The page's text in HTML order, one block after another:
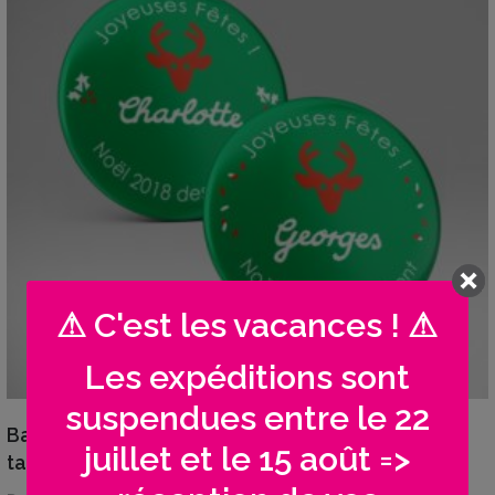
VIEW DETAILS
Badge magnet prénom personnalisé | Plan de
table Cerf
⚠ C'est les vacances ! ⚠
Les expéditions sont
suspendues entre le 22
juillet et le 15 août =>